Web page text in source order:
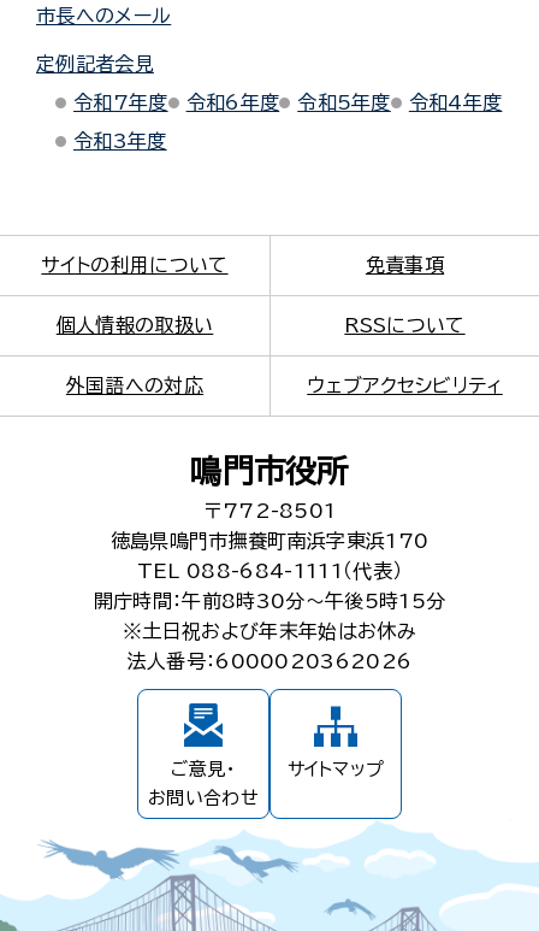
市長へのメール
定例記者会見
令和7年度
令和6年度 令和5年度
令和4年度
令和3年度
サイトの利用について 免責事項
個人情報の取扱い RSSについて
外国語への対応 ウェブアクセシビリティ
鳴門市役所
〒772-8501
徳島県鳴門市撫養町南浜字東浜170
TEL 088-684-1111（代表）
開庁時間：午前8時30分～午後5時15分
※土日祝および年末年始はお休み
法人番号：6000020362026
ご意見・
お問い合わせ
サイトマップ